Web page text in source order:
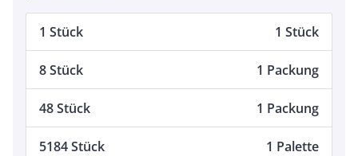
1 Stück 1 Stück
8 Stück 1 Packung
48 Stück 1 Packung
5184 Stück 1 Palette